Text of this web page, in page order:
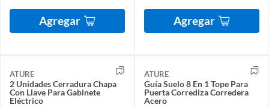
Agregar Agregar
ATURE
2 Unidades Cerradura Chapa
Con Llave Para Gabinete
Eléctrico
ATURE
Guía Suelo 8 En 1 Tope Para
Puerta Corrediza Corredera
Acero